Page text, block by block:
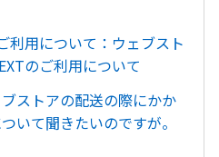
利用について：ウェブスト
のご利用について
ストアの配送の際にかか
いて聞きたいのですが。